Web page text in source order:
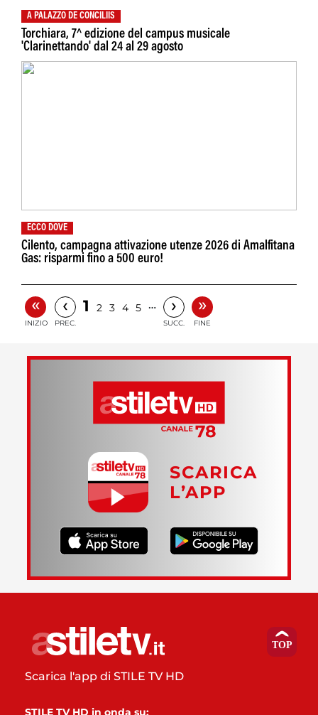
A PALAZZO DE CONCILIIS
Torchiara, 7^ edizione del campus musicale
'Clarinettando' dal 24 al 29 agosto
ECCO DOVE
Cilento, campagna attivazione utenze 2026 di Amalfitana
Gas: risparmi fino a 500 euro!
«
INIZIO
‹
PREC.
1 2 3 4 5 … ›
SUCC.
»
FINE
SCARICA
L’APP
Scarica l'app di STILE TV HD
STILE TV HD in onda su: